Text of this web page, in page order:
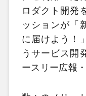
ロダクト開発
ッションが「
に届けよう！
うサービス開
ースリー広報